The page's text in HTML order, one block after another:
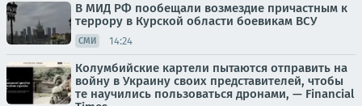
В МИД РФ пообещали возмездие причастным к
террору в Курской области боевикам ВСУ
СМИ 14:24
Колумбийские картели пытаются отправить на
войну в Украину своих представителей, чтобы
те научились пользоваться дронами, — Financial